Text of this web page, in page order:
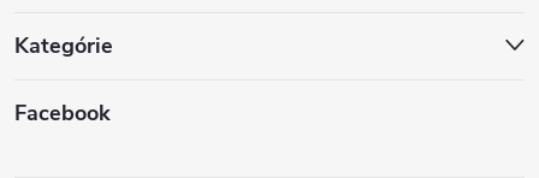
Kategórie
Facebook